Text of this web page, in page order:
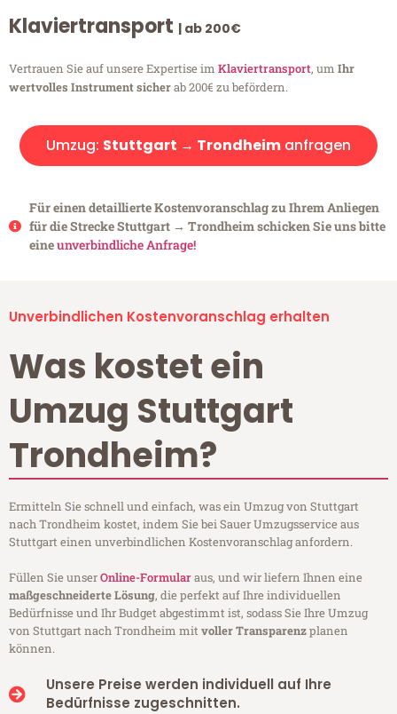
Klaviertransport | ab 200€
Vertrauen Sie auf unsere Expertise im Klaviertransport, um Ihr
wertvolles Instrument sicherab 200€ zu befördern.
Umzug: Stuttgart → Trondheim anfragen
Für einen detaillierte Kostenvoranschlag zu Ihrem Anliegen
für die Strecke Stuttgart → Trondheim schicken Sie uns bitte
eineunverbindliche Anfrage!
Unverbindlichen Kostenvoranschlag erhalten
Was kostet ein
Umzug Stuttgart
Trondheim?
Ermitteln Sie schnell und einfach, was ein Umzug von Stuttgart
nach Trondheim kostet, indem Sie bei Sauer Umzugsservice aus
Stuttgart einen unverbindlichen Kostenvoranschlag anfordern.
Füllen Sie unserOnline-Formularaus, und wir liefern Ihnen eine
maßgeschneiderte Lösung, die perfekt auf Ihre individuellen
Bedürfnisse und Ihr Budget abgestimmt ist, sodass Sie Ihre Umzug
von Stuttgart nach Trondheim mitvoller Transparenzplanen
können.
Unsere Preise werden individuell auf Ihre
Bedürfnisse zugeschnitten.